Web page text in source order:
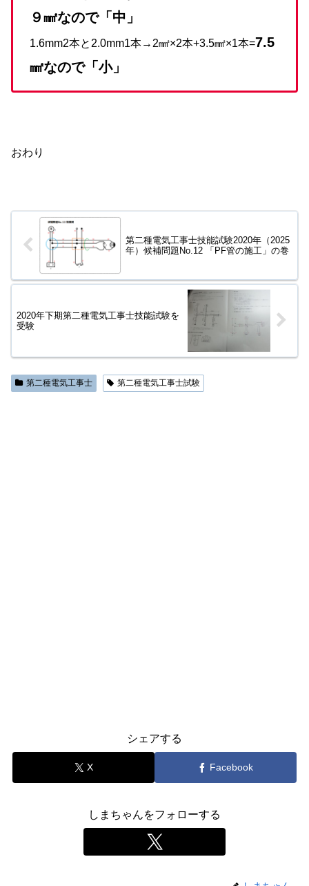
９㎟なので「中」
1.6mm2本と2.0mm1本→2㎟×2本+3.5㎟×1本=7.5
㎟なので「小」
おわり
第二種電気工事士技能試験2020年（2025
年）候補問題No.12 「PF管の施工」の巻
2020年下期第二種電気工事士技能試験を
受験
第二種電気工事士 第二種電気工事士試験
シェアする
X Facebook
しまちゃんをフォローする